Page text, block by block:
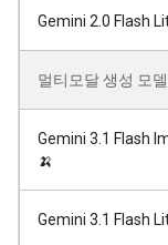
Gemini 2.0 Flash
멀티모달 생성 모델
Gemini 3.1 Flash
🍌
Gemini 3.1 Flash